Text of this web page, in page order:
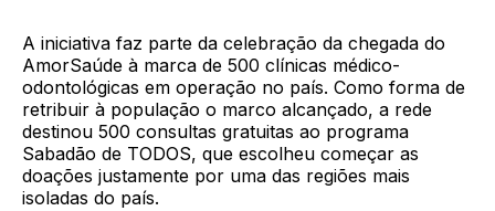
A iniciativa faz parte da celebração da chegada do
AmorSaúde à marca de 500 clínicas médico-
odontológicas em operação no país. Como forma de
retribuir à população o marco alcançado, a rede
destinou 500 consultas gratuitas ao programa
Sabadão de TODOS, que escolheu começar as
doações justamente por uma das regiões mais
isoladas do país.